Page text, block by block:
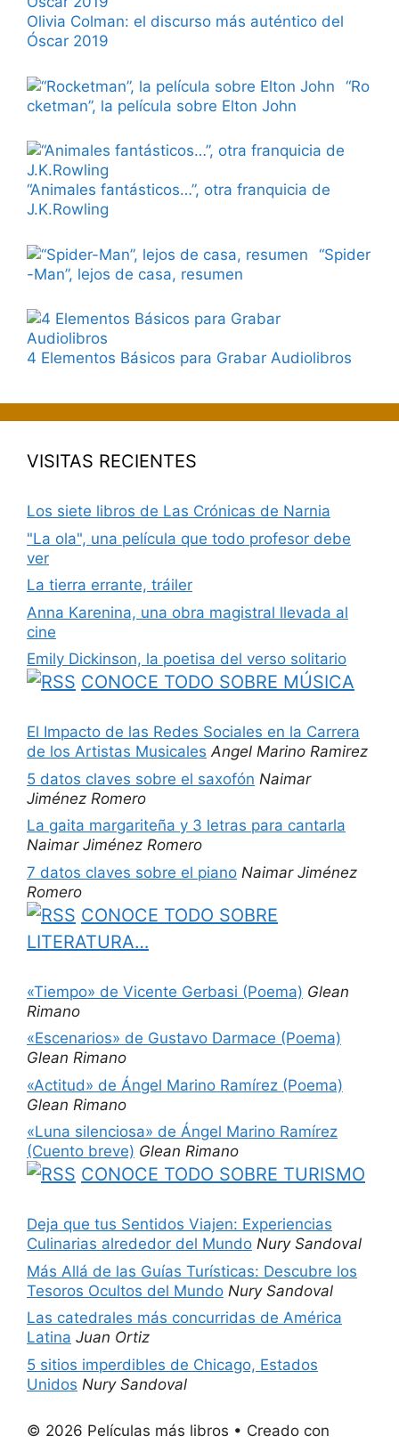
Olivia Colman: el discurso más auténtico del
Óscar 2019
“Ro
cketman”, la película sobre Elton John
“Animales fantásticos…”, otra franquicia de
J.K.Rowling
“Spider
-Man”, lejos de casa, resumen
4 Elementos Básicos para Grabar Audiolibros
VISITAS RECIENTES
Los siete libros de Las Crónicas de Narnia
"La ola", una película que todo profesor debe
ver
La tierra errante, tráiler
Anna Karenina, una obra magistral llevada al
cine
Emily Dickinson, la poetisa del verso solitario
CONOCE TODO SOBRE MÚSICA
El Impacto de las Redes Sociales en la Carrera
de los Artistas Musicales Angel Marino Ramirez
5 datos claves sobre el saxofón Naimar
Jiménez Romero
La gaita margariteña y 3 letras para cantarla
Naimar Jiménez Romero
7 datos claves sobre el piano Naimar Jiménez
Romero
CONOCE TODO SOBRE
LITERATURA…
«Tiempo» de Vicente Gerbasi (Poema) Glean
Rimano
«Escenarios» de Gustavo Darmace (Poema)
Glean Rimano
«Actitud» de Ángel Marino Ramírez (Poema)
Glean Rimano
«Luna silenciosa» de Ángel Marino Ramírez
(Cuento breve) Glean Rimano
CONOCE TODO SOBRE TURISMO
Deja que tus Sentidos Viajen: Experiencias
Culinarias alrededor del Mundo Nury Sandoval
Más Allá de las Guías Turísticas: Descubre los
Tesoros Ocultos del Mundo Nury Sandoval
Las catedrales más concurridas de América
Latina Juan Ortiz
5 sitios imperdibles de Chicago, Estados
Unidos Nury Sandoval
© 2026 Películas más libros • Creado con